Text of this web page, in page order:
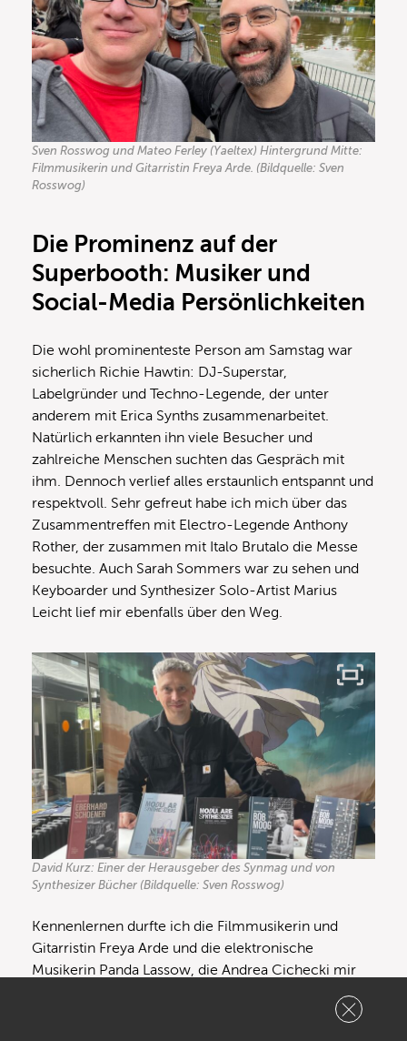
Sven Rosswog und Mateo Ferley (Yaeltex) Hintergrund Mitte:
Filmmusikerin und Gitarristin Freya Arde. (Bildquelle: Sven
Rosswog)
Die Prominenz auf der
Superbooth: Musiker und
Social-Media Persönlichkeiten
Die wohl prominenteste Person am Samstag war
sicherlich Richie Hawtin: DJ-Superstar,
Labelgründer und Techno-Legende, der unter
anderem mit Erica Synths zusammenarbeitet.
Natürlich erkannten ihn viele Besucher und
zahlreiche Menschen suchten das Gespräch mit
ihm. Dennoch verlief alles erstaunlich entspannt und
respektvoll. Sehr gefreut habe ich mich über das
Zusammentreffen mit Electro-Legende Anthony
Rother, der zusammen mit Italo Brutalo die Messe
besuchte. Auch Sarah Sommers war zu sehen und
Keyboarder und Synthesizer Solo-Artist Marius
Leicht lief mir ebenfalls über den Weg.
David Kurz: Einer der Herausgeber des Synmag und von
Synthesizer Bücher (Bildquelle: Sven Rosswog)
Kennenlernen durfte ich die Filmmusikerin und
Gitarristin Freya Arde und die elektronische
Musikerin Panda Lassow, die Andrea Cichecki mir
vorstellte. Mit DJ und Music Coach Julie Marghilano
war ich schon auf Instagram bekannt. Das ist eben